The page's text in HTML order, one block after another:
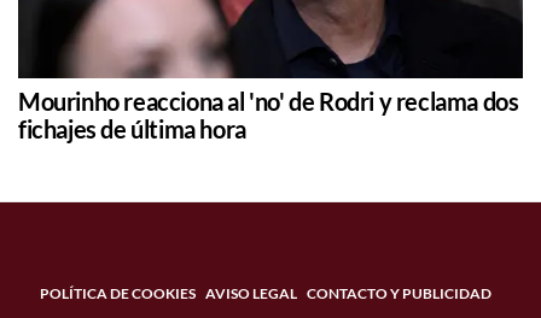
Mourinho reacciona al 'no' de Rodri y reclama dos
fichajes de última hora
POLÍTICA DE COOKIES AVISO LEGAL CONTACTO Y PUBLICIDAD